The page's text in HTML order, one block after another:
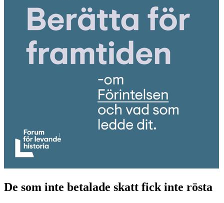
De som inte betalade skatt fick inte rösta